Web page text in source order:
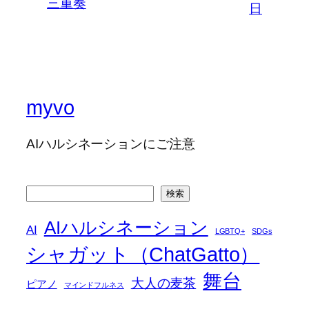
三重奏 日
myvo
AIハルシネーションにご注意
検索
AI AIハルシネーション LGBTQ+ SDGs
シャガット（ChatGatto）
ピアノ マインドフルネス 大人の麦茶 舞台